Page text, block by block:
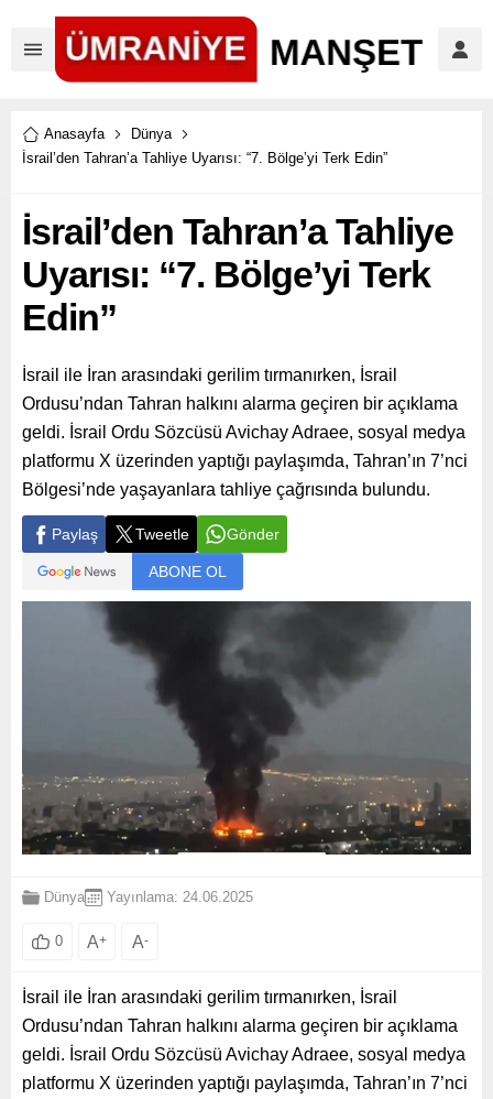
Anasayfa
Dünya
İsrail’den Tahran’a Tahliye Uyarısı: “7. Bölge’yi Terk Edin”
İsrail’den Tahran’a Tahliye
Uyarısı: “7. Bölge’yi Terk
Edin”
İsrail ile İran arasındaki gerilim tırmanırken, İsrail
Ordusu’ndan Tahran halkını alarma geçiren bir açıklama
geldi. İsrail Ordu Sözcüsü Avichay Adraee, sosyal medya
platformu X üzerinden yaptığı paylaşımda, Tahran’ın 7’nci
Bölgesi’nde yaşayanlara tahliye çağrısında bulundu.
Paylaş Tweetle Gönder
ABONE OL
Dünya Yayınlama: 24.06.2025
0 A+ A-
İsrail ile İran arasındaki gerilim tırmanırken, İsrail
Ordusu’ndan Tahran halkını alarma geçiren bir açıklama
geldi. İsrail Ordu Sözcüsü Avichay Adraee, sosyal medya
platformu X üzerinden yaptığı paylaşımda, Tahran’ın 7’nci